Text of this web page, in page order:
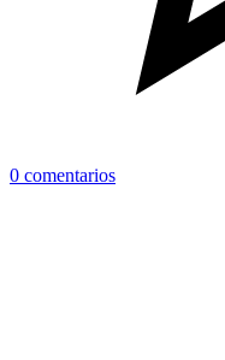
0 comentarios